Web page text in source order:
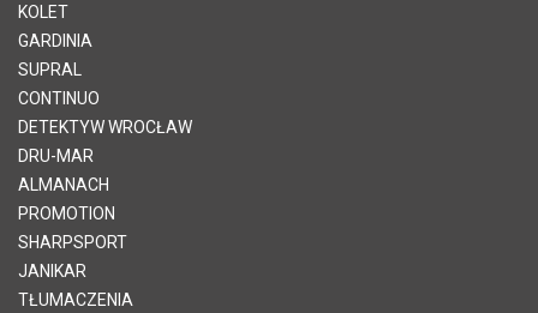
KOLET
GARDINIA
SUPRAL
CONTINUO
DETEKTYW WROCŁAW
DRU-MAR
ALMANACH
PROMOTION
SHARPSPORT
JANIKAR
TŁUMACZENIA